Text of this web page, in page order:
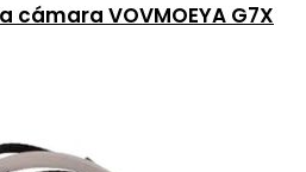
VOVMOEYA G7X